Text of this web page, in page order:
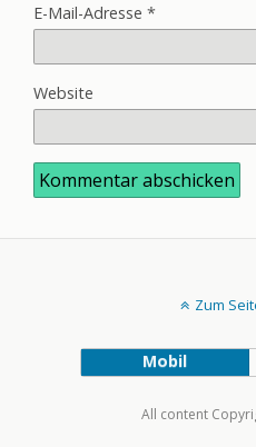
E-Mail-Adresse *
Website
Zum
Mobil
All content